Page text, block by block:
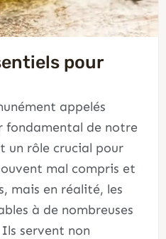
pour
appelés
fondamental de notre
un rôle crucial pour
mal compris et
mais en réalité, les
à de nombreuses
servent non